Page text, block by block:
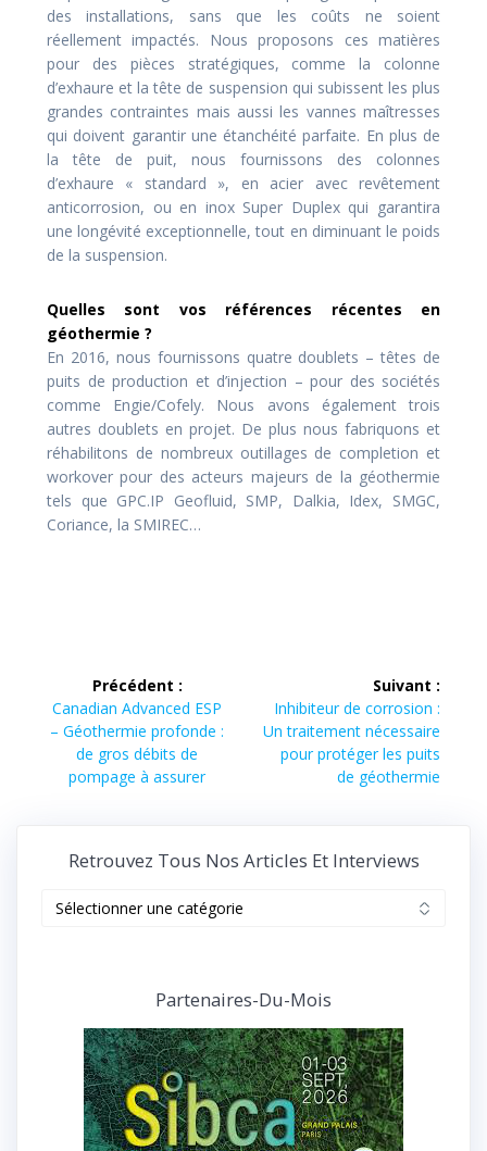
des installations, sans que les coûts ne soient
réellement impactés. Nous proposons ces matières
pour des pièces stratégiques, comme la colonne
d’exhaure et la tête de suspension qui subissent les plus
grandes contraintes mais aussi les vannes maîtresses
qui doivent garantir une étanchéité parfaite. En plus de
la tête de puit, nous fournissons des colonnes
d’exhaure « standard », en acier avec revêtement
anticorrosion, ou en inox Super Duplex qui garantira
une longévité exceptionnelle, tout en diminuant le poids
de la suspension.
Quelles sont vos références récentes en
géothermie ?
En 2016, nous fournissons quatre doublets – têtes de
puits de production et d’injection – pour des sociétés
comme Engie/Cofely. Nous avons également trois
autres doublets en projet. De plus nous fabriquons et
réhabilitons de nombreux outillages de completion et
workover pour des acteurs majeurs de la géothermie
tels que GPC.IP Geofluid, SMP, Dalkia, Idex, SMGC,
Coriance, la SMIREC…
Navigation
de
l’article
Précédent :
Article
précédent :
Canadian Advanced ESP
– Géothermie profonde :
de gros débits de
pompage à assurer
Suivant :
Article
suivant :
Inhibiteur de corrosion :
Un traitement nécessaire
pour protéger les puits
de géothermie
Retrouvez Tous Nos Articles Et Interviews
interviews
Partenaires-Du-Mois